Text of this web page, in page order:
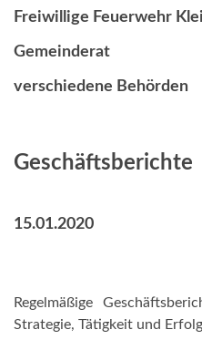
Freiwillige Feuerwehr
Gemeinderat
verschiedene Behörden
Geschäftsberichte
15.01.2020
Regelmäßige
Strategie, Tätigkeit und